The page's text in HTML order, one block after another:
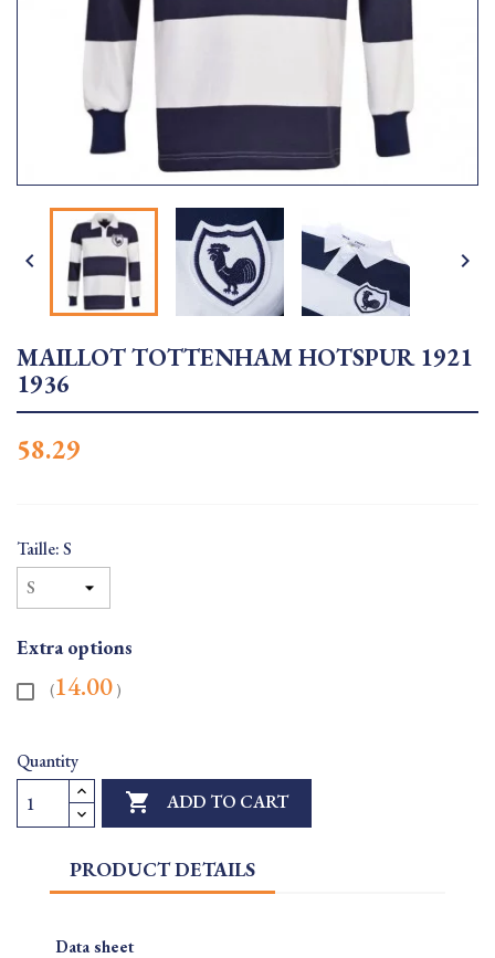
 
MAILLOT TOTTENHAM HOTSPUR 1921
1936
58.29
Taille: S
Extra options
(14.00 )
Quantity
 ADD TO CART
PRODUCT DETAILS
Data sheet